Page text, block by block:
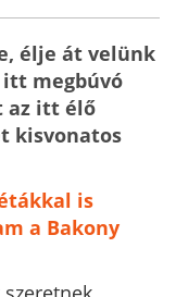
élje át velünk
itt megbúvó
az itt élő
kisvonatos
is
a Bakony